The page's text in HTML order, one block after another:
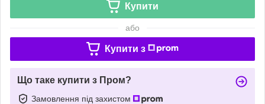
Купити
або
Купити з
Що таке купити з Пром?
Замовлення під захистом